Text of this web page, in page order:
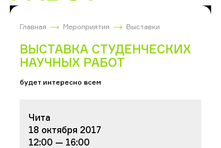
Главная Мероприятия Выставки
ВЫСТАВКА СТУДЕНЧЕСКИХ
НАУЧНЫХ РАБОТ
будет интересно всем
Чита
18 октября 2017
12:00 — 16:00